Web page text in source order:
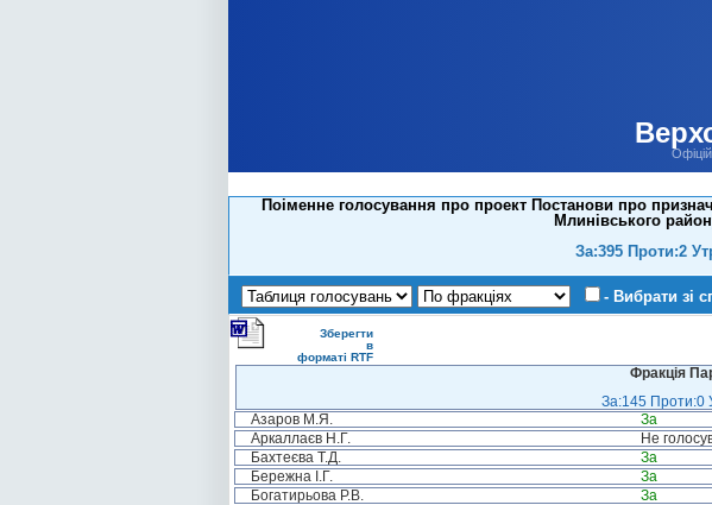
Поіменне голосування про проект Постанови про
Млинівського
За:395 Проти:2
- Вибрати зі
Зберегти
в
форматі RTF
Фракція
За:145 Проти:0
Азаров М.Я.
За
Аркаллаєв Н.Г.
Не
Бахтеєва Т.Д.
За
Бережна І.Г.
За
Богатирьова Р.В.
За